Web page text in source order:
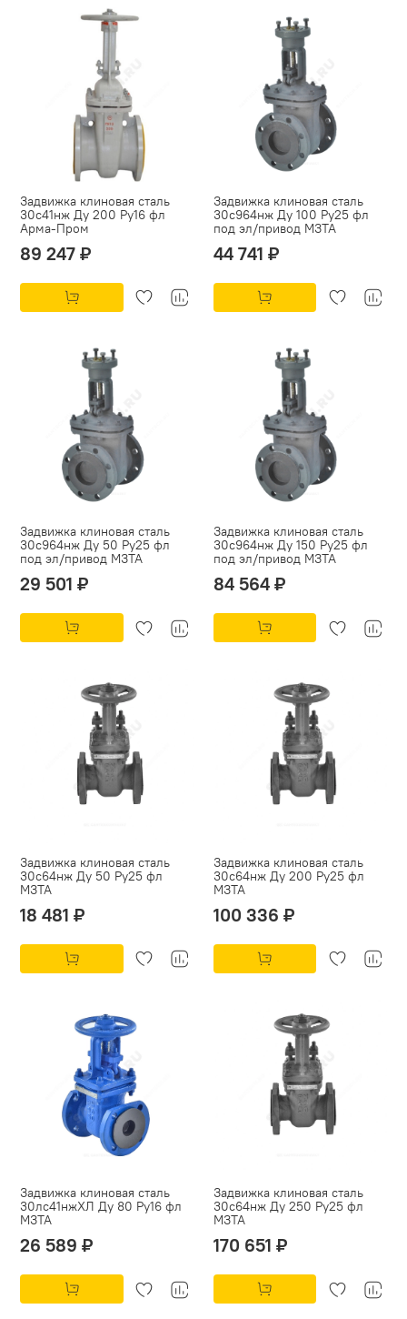
Задвижка клиновая сталь
30с41нж Ду 200 Ру16 фл
Арма-Пром
89 247 ₽
Задвижка клиновая сталь
30с964нж Ду 100 Ру25 фл
под эл/привод МЗТА
44 741 ₽
Задвижка клиновая сталь
30с964нж Ду 50 Ру25 фл
под эл/привод МЗТА
29 501 ₽
Задвижка клиновая сталь
30с964нж Ду 150 Ру25 фл
под эл/привод МЗТА
84 564 ₽
Задвижка клиновая сталь
30с64нж Ду 50 Ру25 фл
МЗТА
18 481 ₽
Задвижка клиновая сталь
30с64нж Ду 200 Ру25 фл
МЗТА
100 336 ₽
Задвижка клиновая сталь
30лс41нжХЛ Ду 80 Ру16 фл
МЗТА
26 589 ₽
Задвижка клиновая сталь
30с64нж Ду 250 Ру25 фл
МЗТА
170 651 ₽